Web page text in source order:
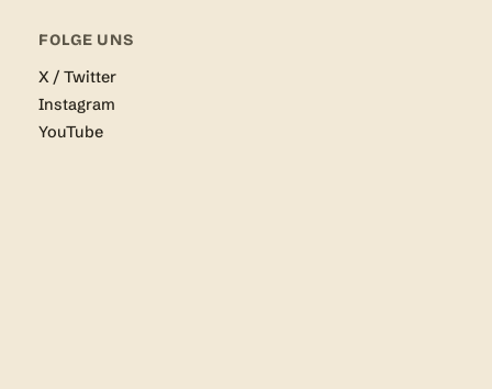
FOLGE UNS
X / Twitter
Instagram
YouTube